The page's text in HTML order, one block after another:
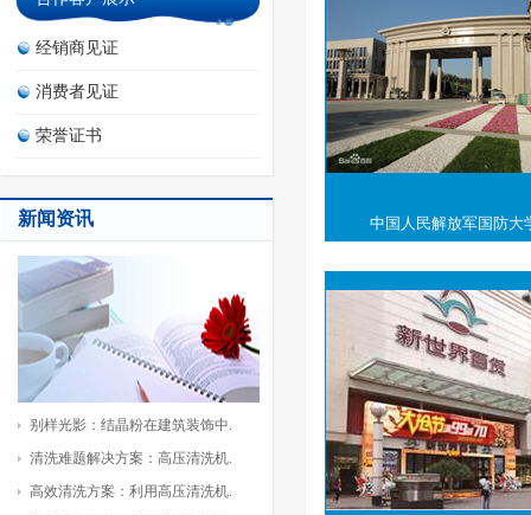
经销商见证
消费者见证
荣誉证书
新闻资讯
别样光影：结晶粉在建筑装饰中.
清洗难题解决方案：高压清洗机.
高效清洗方案：利用高压清洗机.
中国人民解放军国防大